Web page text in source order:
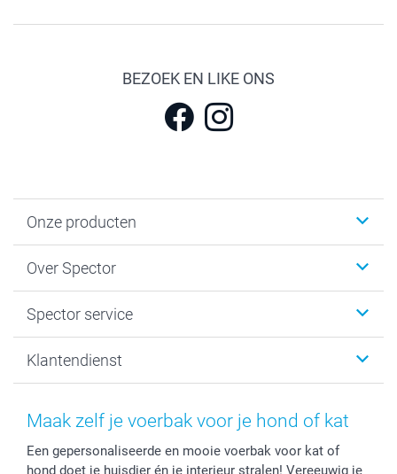
BEZOEK EN LIKE ONS
Onze producten
Kaartjes
Fotoboeken
Fotoprints, Fotoposter & Fotoalbum met fotoprints
Fotokaders, Decoratie en Snoepjes
Stickers en Etiketten
Over Spector
Sitemap
Privacybeleid
Spector service
smartbonus
Mijn orderstatus
Klantendienst
Maak zelf je voerbak voor je hond of kat
Een gepersonaliseerde en mooie voerbak voor kat of
hond doet je huisdier én je interieur stralen! Vereeuwig je